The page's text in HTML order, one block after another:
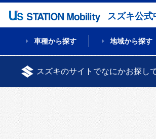
スズキ公式
車種から探す 地域から探す
スズキのサイトでなにかお探し